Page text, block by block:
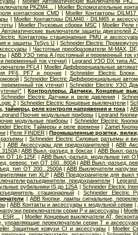
PKZM4… |Moeller Вспомогательные
контакторов CMD |Moeller Контакторы
|Moeller Контакторы DILM40 - DILM65 и
| Moeller Пусковые сборки MSC|Moeller Реле
Автоматические выключатели защиты двигателей
Контакторы стационарные PMU и
и защиты TeSys U | Schneider Electric
| Частотные преобразователи M-MAX,
|ABB УЗО типа А (постояный и переменный ток
переменный ток утечки) |Legrand УЗО DX типа АС
PFL4 | Moeller Дифференциальные
PF6, PF7 и прочие|Schneider Electric Блоки
| Schneider Electric Дифференциальные
ток утечки) |Schneider Electric УЗО
|Контроллеры. Датчики. Концевые
Schneider Electric Датчики и реле давления|
2| Schneider Electric Концевые выключатели |
реле контроля напряжения и тока |
Прочие модульные приборы |Legrand
модульные приборы | Schneider Electric
Electric Таймеры и реле времени |Zamel
|Реле FINDER|Промышленные розетки,
| Schneider Electric Силовые разъемы и
| ABB Аксессуары для предохранителей |ABB
| ABB Выкл.-разъед. в боксах | ABB Выкл.-
OT 16-125F | ABB Выкл.-разъед. модульные тип
реверс. тип OT 160...800A| ABB Выкл.-разъед.
тип OT 200...2500A| ABB Выключатели
тип XLP|ABB Предохранители для выкл
разъединители, предохранители|
рубильники IS до 125А | Schneider Electric
стационарный| Schneider Electric
| ABB Кнопки, лампы сигнальные,
|ABB Контакты и аксессуары к модульной серии |
серии P и аксессуары |
... |Moeller Концевые выключатели AT,
управляющие переключатели серии T и
Защитные кожухи CI и аксессуары | Moeller